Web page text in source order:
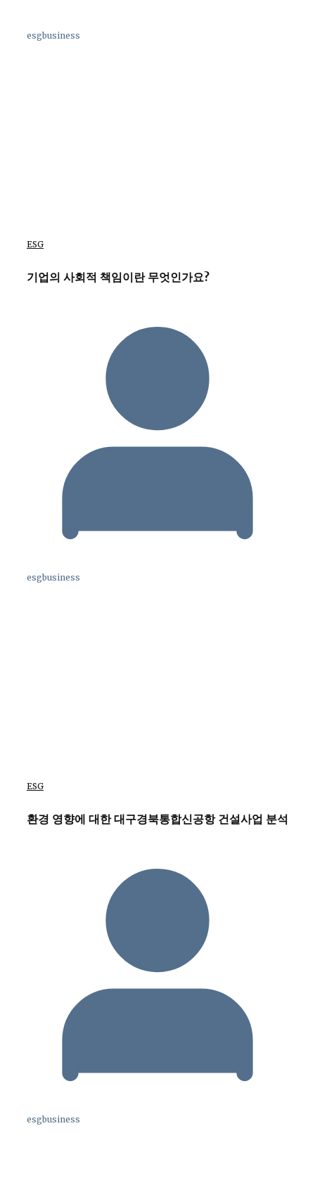
esgbusiness
ESG
기업의 사회적 책임이란 무엇인가요?
esgbusiness
ESG
환경 영향에 대한 대구경북통합신공항 건설사업 분석
esgbusiness